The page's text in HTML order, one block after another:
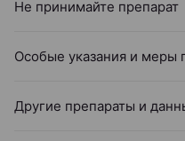
Не принимайте препарат
Особые указания и меры
Другие препараты и